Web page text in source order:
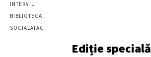
INTERVIU
BIBLIOTECA
SOCIALATAC
Ediție specială